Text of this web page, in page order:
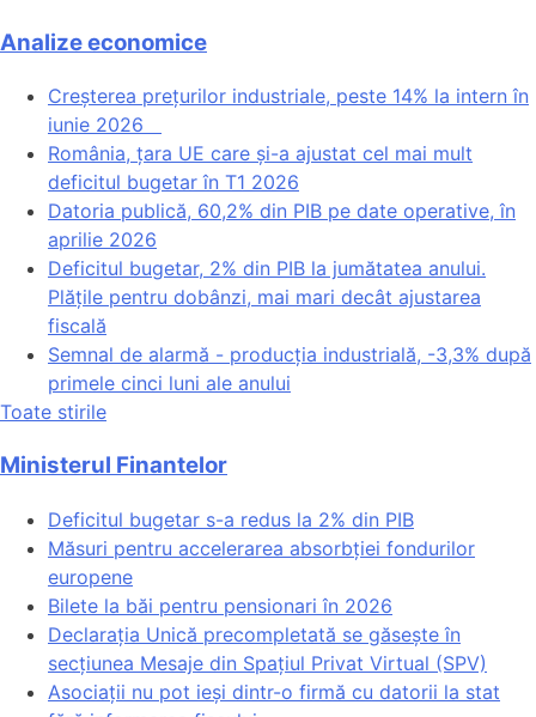
Analize economice
Creșterea prețurilor industriale, peste 14% la intern în
iunie 2026
România, țara UE care și-a ajustat cel mai mult
deficitul bugetar în T1 2026
Datoria publică, 60,2% din PIB pe date operative, în
aprilie 2026
Deficitul bugetar, 2% din PIB la jumătatea anului.
Plățile pentru dobânzi, mai mari decât ajustarea
fiscală
Semnal de alarmă - producția industrială, -3,3% după
primele cinci luni ale anului
Toate stirile
Ministerul Finantelor
Deficitul bugetar s-a redus la 2% din PIB
Măsuri pentru accelerarea absorbției fondurilor
europene
Bilete la băi pentru pensionari în 2026
Declarația Unică precompletată se găsește în
secțiunea Mesaje din Spațiul Privat Virtual (SPV)
Asociații nu pot ieși dintr-o firmă cu datorii la stat